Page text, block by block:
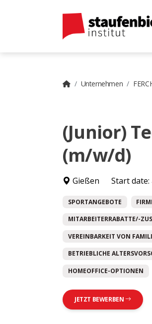
Unternehmen
(Junior)
(m/w/d)
Gießen Start date:
SPORTANGEBOTE
MITARBEITERRABATTE/-
VEREINBARKEIT VON
BETRIEBLICHE
HOMEOFFICE-OPTIONEN
JETZT BEWERBEN